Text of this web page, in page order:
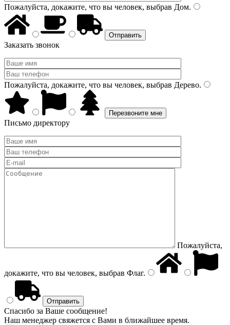
Пожалуйста, докажите, что вы человек, выбрав Дом.
Заказать звонок
Пожалуйста, докажите, что вы человек, выбрав Дерево.
Письмо директору
Пожалуйста,
докажите, что вы человек, выбрав Флаг.
Спасибо за Ваше сообщение!
Наш менеджер свяжется с Вами в ближайшее время.